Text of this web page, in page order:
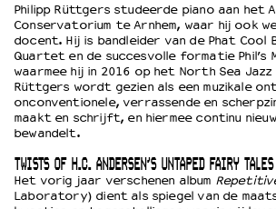
Huisregels
Privacyverklaring
Integriteits- en gedragscode
Duurzaamheid
Culturele boycot Israël
Ruimte voor artistieke vrijheid – VNPF
Philipp Rüttgers studeerde piano aan het
Conservatorium te Arnhem, waar hij ook
docent. Hij is bandleider van de Phat Cool
Quartet en de succesvolle formatie Phil’s
waarmee hij in 2016 op het North Sea
Rüttgers wordt gezien als een muzikale
onconventionele, verrassende en
maakt en schrijft, en hiermee continu
bewandelt.
TWISTS OF H.C. ANDERSEN’S UNTAPED FAIRY TALES
Het vorig jaar verschenen album
Laboratory) dient als spiegel van de